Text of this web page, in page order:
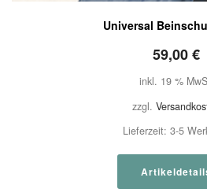
Universal
59,00€
inkl. 19 %
zzgl.
Lieferzeit: 3-5